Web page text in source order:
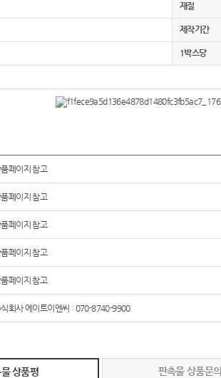
재질
제작기간
1박스당
페이지 참고
페이지 참고
페이지 참고
페이지 참고
페이지 참고
회사 에이트이엔씨 : 070-8740-9900
상품평 판촉물 상품문의